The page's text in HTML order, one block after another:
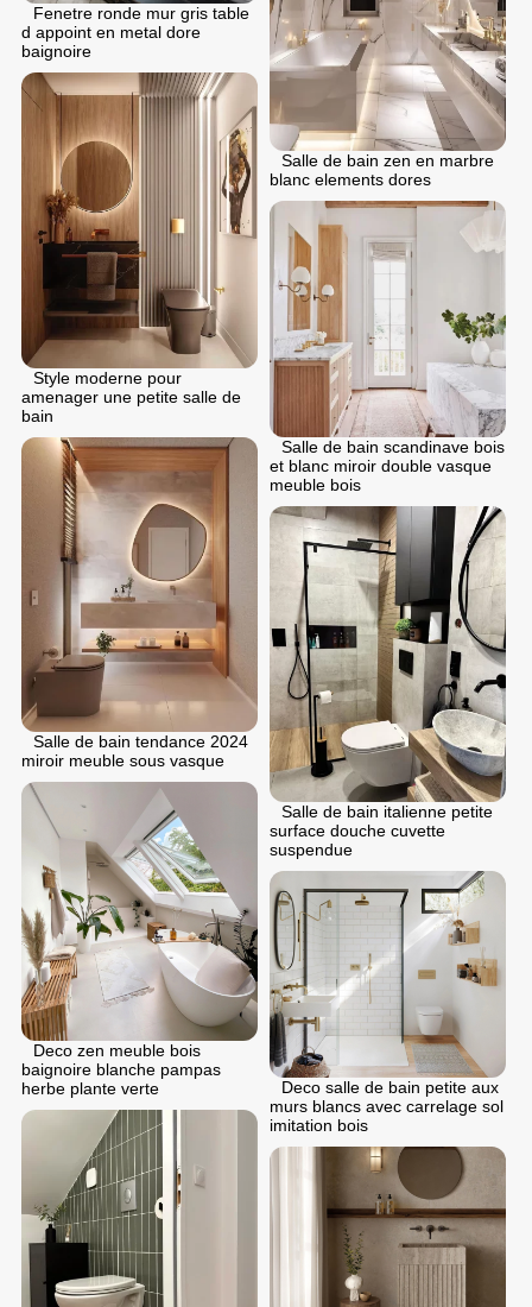
Fenetre ronde mur gris table
d appoint en metal dore
baignoire
Salle de bain zen en marbre
blanc elements dores
Style moderne pour
аmenager une petite salle de
bain
Salle de bain scandinave bois
et blanc miroir double vasque
meuble bois
Salle de bain tendance 2024
miroir meuble sous vasque
Salle de bain italienne petite
surface douche cuvette
suspendue
Deco zen meuble bois
baignoire blanche pampas
herbe plante verte
Deco salle de bain petite aux
murs blancs avec carrelage sol
imitation bois